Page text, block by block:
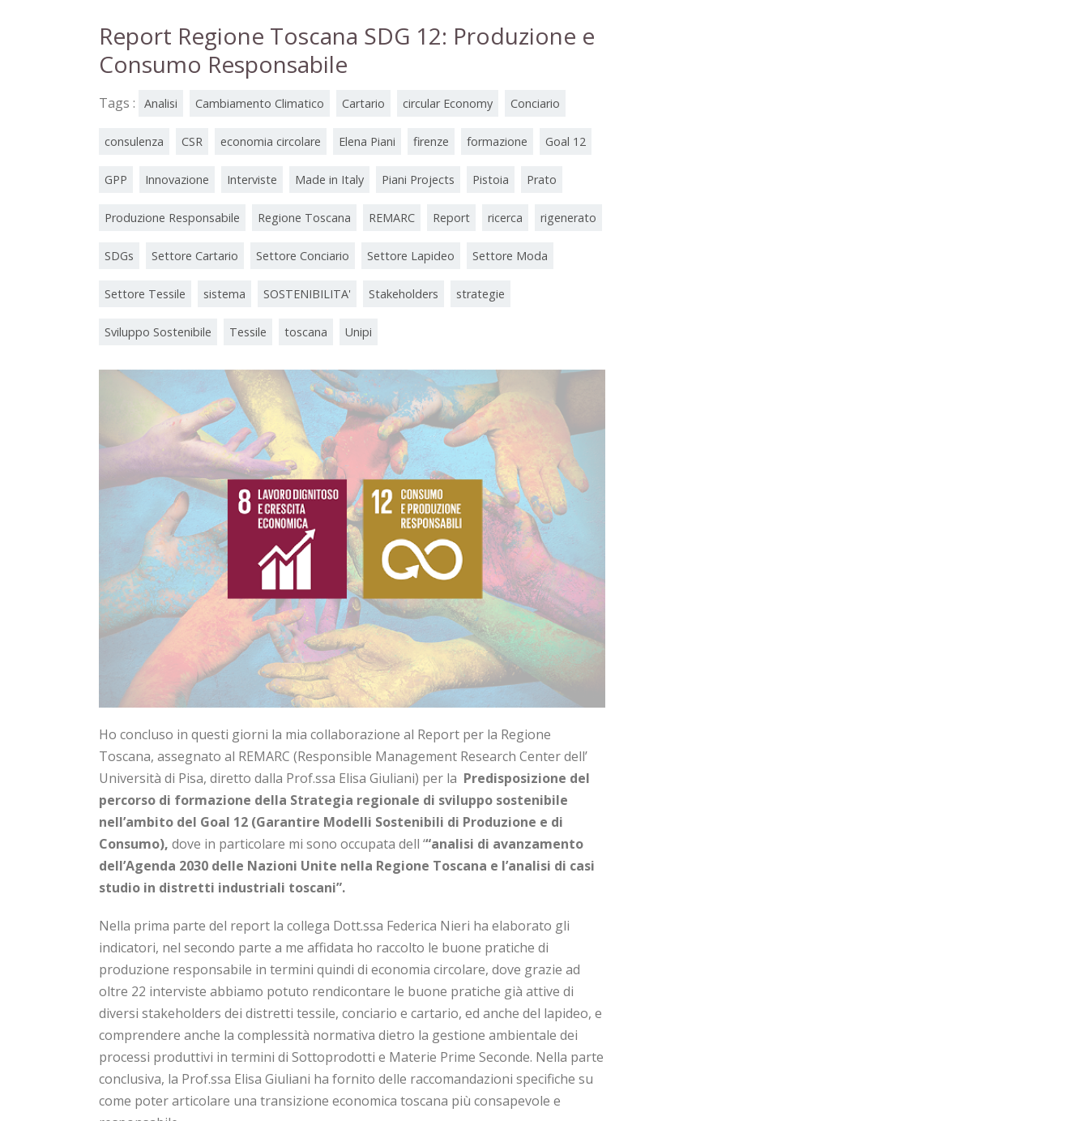
Report Regione Toscana SDG 12: Produzione e
Consumo Responsabile
Tags : Analisi Cambiamento Climatico Cartario circular Economy Conciario
consulenza CSR economia circolare Elena Piani firenze formazione Goal 12
GPP Innovazione Interviste Made in Italy Piani Projects Pistoia Prato
Produzione Responsabile Regione Toscana REMARC Report ricerca rigenerato
SDGs Settore Cartario Settore Conciario Settore Lapideo Settore Moda
Settore Tessile sistema SOSTENIBILITA' Stakeholders strategie
Sviluppo Sostenibile Tessile toscana Unipi
Ho concluso in questi giorni la mia collaborazione al Report per la Regione
Toscana, assegnato al REMARC (Responsible Management Research Center dell’
Università di Pisa, diretto dalla Prof.ssa Elisa Giuliani) per la Predisposizione del
percorso di formazione della Strategia regionale di sviluppo sostenibile
nell’ambito del Goal 12 (Garantire Modelli Sostenibili di Produzione e di
Consumo), dove in particolare mi sono occupata dell ‘“analisi di avanzamento
dell’Agenda 2030 delle Nazioni Unite nella Regione Toscana e l’analisi di casi
studio in distretti industriali toscani”.
Nella prima parte del report la collega Dott.ssa Federica Nieri ha elaborato gli
indicatori, nel secondo parte a me affidata ho raccolto le buone pratiche di
produzione responsabile in termini quindi di economia circolare, dove grazie ad
oltre 22 interviste abbiamo potuto rendicontare le buone pratiche già attive di
diversi stakeholders dei distretti tessile, conciario e cartario, ed anche del lapideo, e
comprendere anche la complessità normativa dietro la gestione ambientale dei
processi produttivi in termini di Sottoprodotti e Materie Prime Seconde. Nella parte
conclusiva, la Prof.ssa Elisa Giuliani ha fornito delle raccomandazioni specifiche su
come poter articolare una transizione economica toscana più consapevole e